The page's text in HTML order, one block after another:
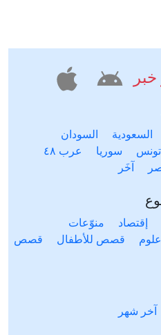
السعودية
السودان
تونس سوريا
عرب ٤٨
آخَر
إقتصاد
منوّعات
علوم قصص للأطفال
قصص
آخر شهر